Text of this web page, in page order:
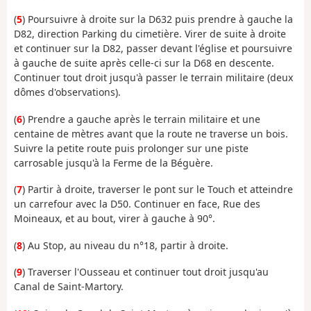
(5) Poursuivre à droite sur la D632 puis prendre à gauche la
D82, direction Parking du cimetière. Virer de suite à droite
et continuer sur la D82, passer devant l'église et poursuivre
à gauche de suite après celle-ci sur la D68 en descente.
Continuer tout droit jusqu'à passer le terrain militaire (deux
dômes d'observations).
(6) Prendre a gauche après le terrain militaire et une
centaine de mètres avant que la route ne traverse un bois.
Suivre la petite route puis prolonger sur une piste
carrosable jusqu'à la Ferme de la Béguère.
(7) Partir à droite, traverser le pont sur le Touch et atteindre
un carrefour avec la D50. Continuer en face, Rue des
Moineaux, et au bout, virer à gauche à 90°.
(8) Au Stop, au niveau du n°18, partir à droite.
(9) Traverser l'Ousseau et continuer tout droit jusqu'au
Canal de Saint-Martory.